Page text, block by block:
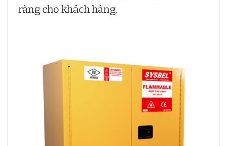
ràng cho khách hàng.